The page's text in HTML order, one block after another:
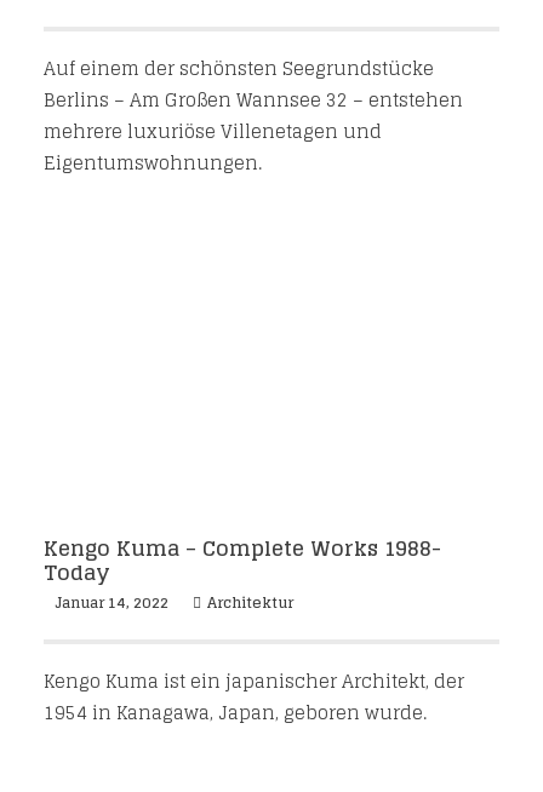
Auf einem der schönsten Seegrundstücke
Berlins – Am Großen Wannsee 32 – entstehen
mehrere luxuriöse Villenetagen und
Eigentumswohnungen.
Kengo Kuma – Complete Works 1988-
Today
Januar 14, 2022 Architektur
Kengo Kuma ist ein japanischer Architekt, der
1954 in Kanagawa, Japan, geboren wurde.